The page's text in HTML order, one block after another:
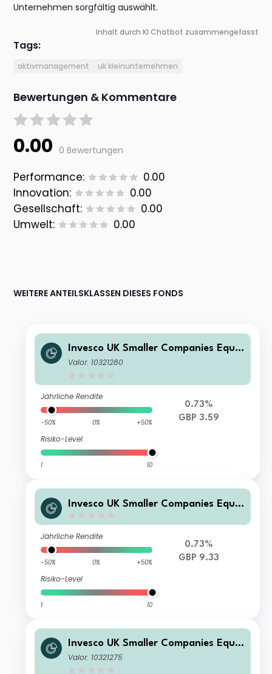
Unternehmen sorgfältig auswählt.
Inhalt durch KI Chatbot zusammengefasst
Tags:
aktivmanagement uk kleinunternehmen
Bewertungen & Kommentare
0.00 0 Bewertungen
Performance:
0.00
Innovation:
0.00
Gesellschaft:
0.00
Umwelt:
0.00
WEITERE ANTEILSKLASSEN DIESES FONDS
Invesco UK Smaller Companies Equit
y Fund (UK) (No Trail) (Inc)
Valor: 10321280
Jährliche Rendite
-50% 0% +50%
Risiko-Level
1 10
0.73%
GBP 3.59
Invesco UK Smaller Companies Equit
Jährliche Rendite
-50% 0% +50%
Risiko-Level
1 10
0.73%
GBP 9.33
Invesco UK Smaller Companies Equit
y Fund (UK) (No Trail) (Acc)
Valor: 10321275